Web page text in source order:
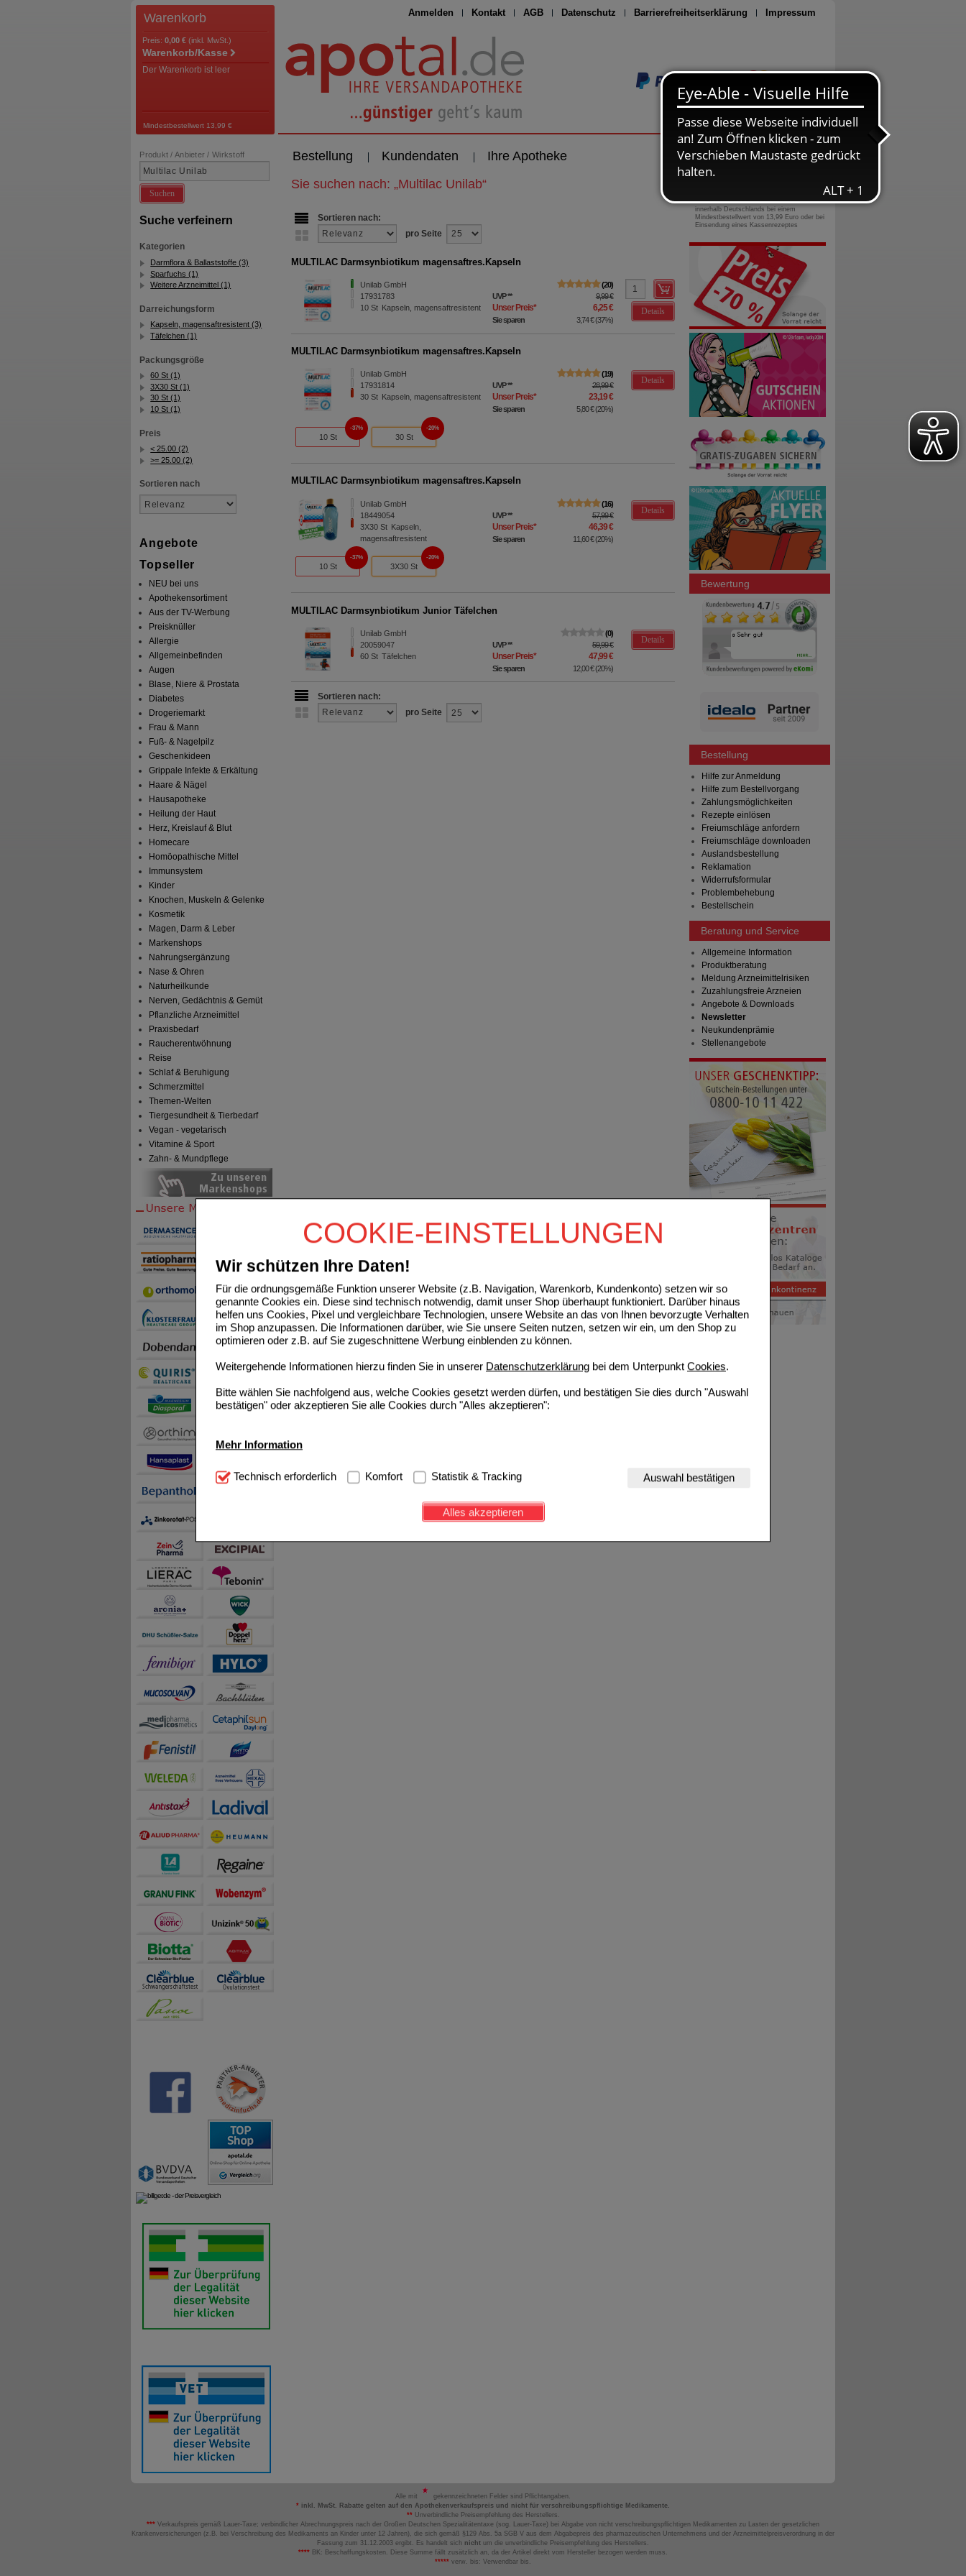
COOKIE-EINSTELLUNGEN
Wir schützen Ihre Daten!
Für die ordnungsgemäße Funktion unserer Website (z.B. Navigation, Warenkorb, Kundenkonto) setzen wir so
genannte Cookies ein. Diese sind technisch notwendig, damit unser Shop überhaupt funktioniert. Darüber hinaus
helfen uns Cookies, Pixel und vergleichbare Technologien, unsere Website an das von Ihnen bevorzugte Verhalten
im Shop anzupassen. Die Informationen darüber, wie Sie unsere Seiten nutzen, setzen wir ein, um den Shop zu
optimieren oder z.B. auf Sie zugeschnittene Werbung einblenden zu können.
Weitergehende Informationen hierzu finden Sie in unserer Datenschutzerklärung bei dem Unterpunkt Cookies.
Bitte wählen Sie nachfolgend aus, welche Cookies gesetzt werden dürfen, und bestätigen Sie dies durch "Auswahl
bestätigen" oder akzeptieren Sie alle Cookies durch "Alles akzeptieren":
Mehr Information
Technisch Notwendig: Hierbei handelt es sich um Cookies, die für die Grundfunktionen unserer Website
notwendig sind (z.B. Navigation, Warenkorb, Kundenkonto), weshalb auf diese nicht verzichtet werden kann.
Diese Cookies werden genutzt um das Einkaufserlebnis noch ansprechender zu gestalten,
beispielsweise für die Wiedererkennung des Besuchers oder unsere Seite an bevorzugte Verhaltensweisen (z.B.
Inhalte anzuzeigen und unser Partnerprogramm zu betreiben.
Statistik & Tracking:
sammeln, mit deren Hilfe wir unsere Website weiter für Sie optimieren können, den Inhalt auf unserer Website aber
auch die Werbung auf Drittseiten möglichst relevant für Sie zu gestalten. Bitte beachten Sie, dass Daten hierfür
teilweise an Dritte wie z.B. Google oder soziale Medien übertragen werden.
Technisch erforderlich Komfort Statistik & Tracking Auswahl bestätigen
Alles akzeptieren
Anmelden Kontakt AGB Datenschutz Barrierefreiheitserklärung Impressum
Seite drucken
Warenkorb
Preis: 0,00 € (inkl. MwSt.)
Warenkorb/Kasse
Der Warenkorb ist leer
Mindestbestellwert 13,99 €
Bestellung Kundendaten Ihre Apotheke
Produkt / Anbieter / Wirkstoff
Suchen
Suche verfeinern
Kategorien
Darmflora & Ballaststoffe (3)
Sparfuchs (1)
Weitere Arzneimittel (1)
Darreichungsform
Kapseln, magensaftresistent (3)
Täfelchen (1)
Packungsgröße
60 St (1)
3X30 St (1)
30 St (1)
10 St (1)
Preis
< 25.00 (2)
>= 25.00 (2)
Sortieren nach
Angebote
Topseller
NEU bei uns
Apothekensortiment
Aus der TV-Werbung
Preisknüller
Allergie
Allgemeinbefinden
Augen
Blase, Niere & Prostata
Diabetes
Drogeriemarkt
Frau & Mann
Fuß- & Nagelpilz
Geschenkideen
Grippale Infekte & Erkältung
Haare & Nägel
Hausapotheke
Heilung der Haut
Herz, Kreislauf & Blut
Homecare
Homöopathische Mittel
Immunsystem
Kinder
Knochen, Muskeln & Gelenke
Kosmetik
Magen, Darm & Leber
Markenshops
Nahrungsergänzung
Nase & Ohren
Naturheilkunde
Nerven, Gedächtnis & Gemüt
Pflanzliche Arzneimittel
Praxisbedarf
Raucherentwöhnung
Reise
Schlaf & Beruhigung
Schmerzmittel
Themen-Welten
Tiergesundheit & Tierbedarf
Vegan - vegetarisch
Vitamine & Sport
Zahn- & Mundpflege
Sie suchen nach: „Multilac Unilab“
Sortieren nach:
pro Seite
MULTILAC Darmsynbiotikum magensaftres.Kapseln
Unilab GmbH
17931783
10St Kapseln, magensaftresistent
20
UVP** 9,99 €
Unser Preis* 6,25 €
Sie sparen 3,74 €(37%)
Details
MULTILAC Darmsynbiotikum magensaftres.Kapseln
Unilab GmbH
17931814
30St Kapseln, magensaftresistent
19
UVP** 28,99 €
Unser Preis* 23,19 €
Sie sparen 5,80 €(20%)
Details
10 St
37%
30 St
20%
MULTILAC Darmsynbiotikum magensaftres.Kapseln
Unilab GmbH
18449054
3X30St Kapseln,
magensaftresistent
16
UVP** 57,99 €
Unser Preis* 46,39 €
Sie sparen 11,60 €(20%)
Details
10 St
37%
3X30 St
20%
MULTILAC Darmsynbiotikum Junior Täfelchen
Unilab GmbH
20059047
60St Täfelchen
0
UVP** 59,99 €
Unser Preis* 47,99 €
Sie sparen 12,00 €(20%)
Details
Sortieren nach:
pro Seite
0800-10 11 422
gebührenfreie Rufnummer
innerhalb Deutschlands bei einem
Mindestbestellwert von 13,99 Euro oder bei
Einsendung eines Kassenrezeptes
Bewertung
Bestellung
Hilfe zur Anmeldung
Hilfe zum Bestellvorgang
Zahlungsmöglichkeiten
Rezepte einlösen
Freiumschläge anfordern
Freiumschläge downloaden
Auslandsbestellung
Reklamation
Widerrufsformular
Problembehebung
Bestellschein
Beratung und Service
Allgemeine Information
Produktberatung
Meldung Arzneimittelrisiken
Zuzahlungsfreie Arzneien
Angebote & Downloads
Newsletter
Neukundenprämie
Stellenangebote
Alle mit
gekennzeichneten Felder sind Pflichtangaben.
* inkl. MwSt. Rabatte gelten auf den Apothekenverkaufspreis und nicht für verschreibungspflichtige Medikamente.
**Unverbindliche Preisempfehlung des Herstellers.
*** Verkaufspreis gemäß Lauer-Taxe; verbindlicher Abrechnungspreis nach der Großen Deutschen Spezialitätentaxe (sog. Lauer-Taxe) bei Abgabe von nicht verschreibungspflichtigen Medikamenten zu Lasten der gesetzlichen
Krankenversicherungen (z.B. bei Verschreibung des Medikaments an Kinder unter 12 Jahren), die sich gemäß §129 Abs. 5a SGB V aus dem Abgabepreis des pharmazeutischen Unternehmens und der Arzneimittelpreisverordnung in der
Fassung zum 31.12.2003 ergibt. Es handelt sich nicht um die unverbindliche Preisempfehlung des Herstellers.
**** BK: Beschaffungskosten. Diese Summe fällt zusätzlich an, da der Artikel direkt vom Hersteller bezogen werden muss.
***** verw. bis: Verwendbar bis.